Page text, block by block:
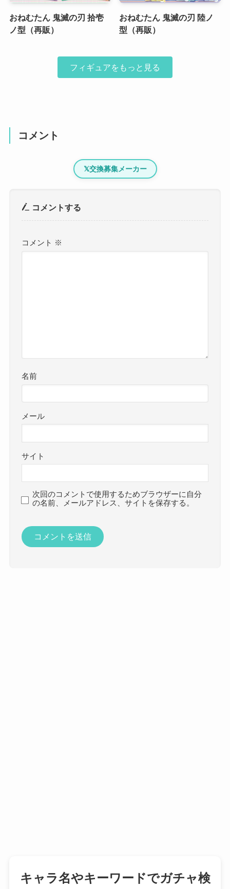
おねむたん 鬼滅の刃 拾壱
ノ型（再販）
おねむたん 鬼滅の刃 陸ノ
型（再販）
フィギュアをもっと見る
コメント
𝕏交換募集メーカー
コメントする
コメント ※
名前
メール
サイト
次回のコメントで使用するためブラウザーに自分
の名前、メールアドレス、サイトを保存する。
キャラ名やキーワードでガチャ検